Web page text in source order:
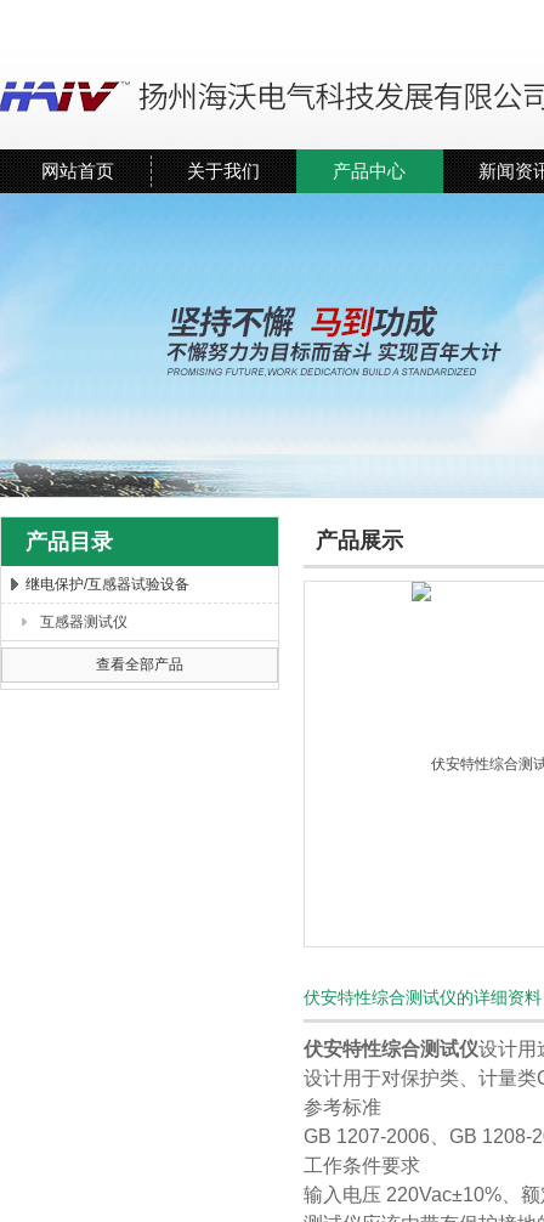
扬州海沃电气科技发展有限公司
网站首页 关于我们 产品中心 新闻资
产品目录
继电保护/互感器试验设备
互感器测试仪
查看全部产品
产品展示
伏安特性综合测试仪的详细资
伏安特性综合测试仪设计用
设计用于对保护类、计量
参考标准
GB 1207-2006、GB 1208-
工作条件要求
输入电压 220Vac±10%、